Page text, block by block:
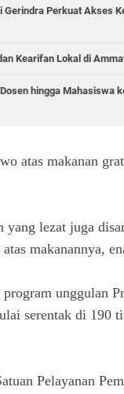
Gerindra Perkuat Akses
Kearifan Lokal di
hingga Mahasiswa
atas makanan
yang lezat juga
makanannya,
unggulan
serentak di 190
Pelayanan